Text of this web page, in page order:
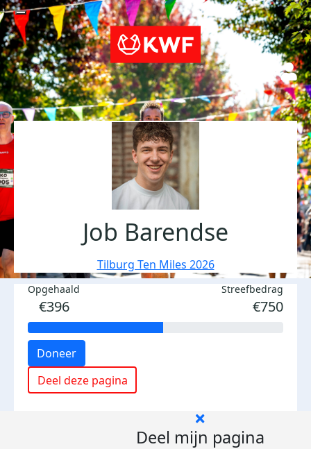
Job Barendse
Tilburg Ten Miles 2026
Opgehaald
€396
Streefbedrag
€750
Doneer
Deel deze pagina
Deel mijn pagina